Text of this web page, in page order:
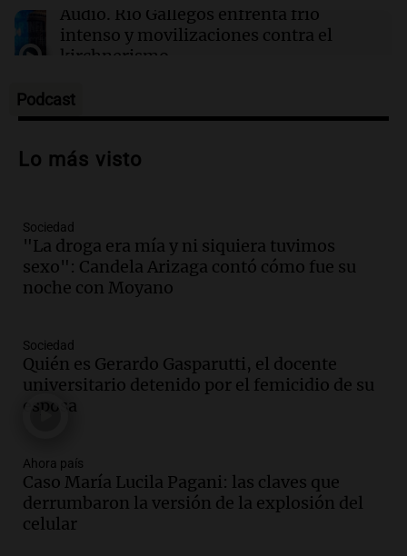
Audio. Río Gallegos enfrenta frío
intenso y movilizaciones contra el
kirchnerismo
Episodios
Audio.Debate en el Senado sobre
la soberanía digital en Argentina
Audio.
de semana helado y ciudadanos
marchan contra reforma de tierras
Panorama Federal
Audio.
El "Mono" de Kapanga
adelantó su show en Rosario.
Viva la Radio Rosario
Episodios
en suspenso a hombre por simular robo
de recaudación en San Luis
Panorama Federal
Episodios
Podcast
Lo más visto
Sociedad
"La droga era mía y ni siquiera tuvimos
sexo": Candela Arizaga contó cómo fue su
noche con Moyano
Sociedad
Quién es Gerardo Gasparutti, el docente
universitario detenido por el femicidio de su
esposa
Ahora país
Caso María Lucila Pagani: las claves que
derrumbaron la versión de la explosión del
celular